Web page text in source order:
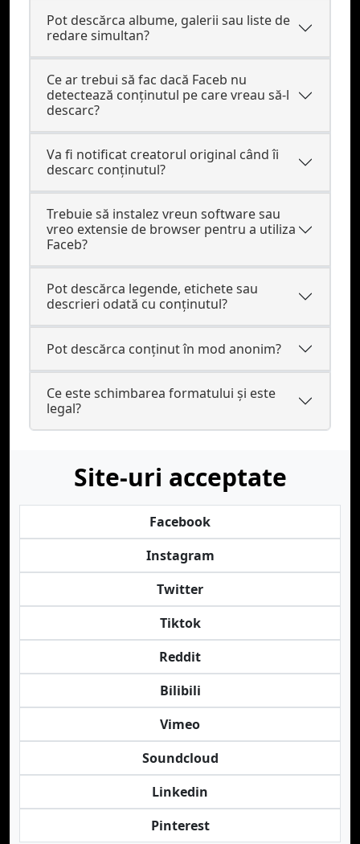
Pot descărca albume, galerii sau liste de
redare simultan?
Ce ar trebui să fac dacă Faceb nu
detectează conținutul pe care vreau să-l
descarc?
Va fi notificat creatorul original când îi
descarc conținutul?
Trebuie să instalez vreun software sau
vreo extensie de browser pentru a utiliza
Faceb?
Pot descărca legende, etichete sau
descrieri odată cu conținutul?
Pot descărca conținut în mod anonim?
Ce este schimbarea formatului și este
legal?
Site-uri acceptate
Facebook
Instagram
Twitter
Tiktok
Reddit
Bilibili
Vimeo
Soundcloud
Linkedin
Pinterest